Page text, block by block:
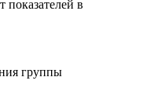
показателей в
группы